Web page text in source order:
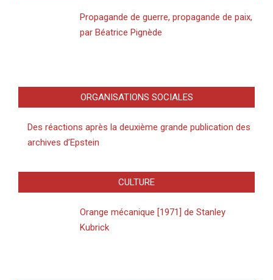
Propagande de guerre, propagande de paix,
par Béatrice Pignède
ORGANISATIONS SOCIALES
Des réactions après la deuxième grande publication des
archives d’Epstein
CULTURE
Orange mécanique [1971] de Stanley
Kubrick